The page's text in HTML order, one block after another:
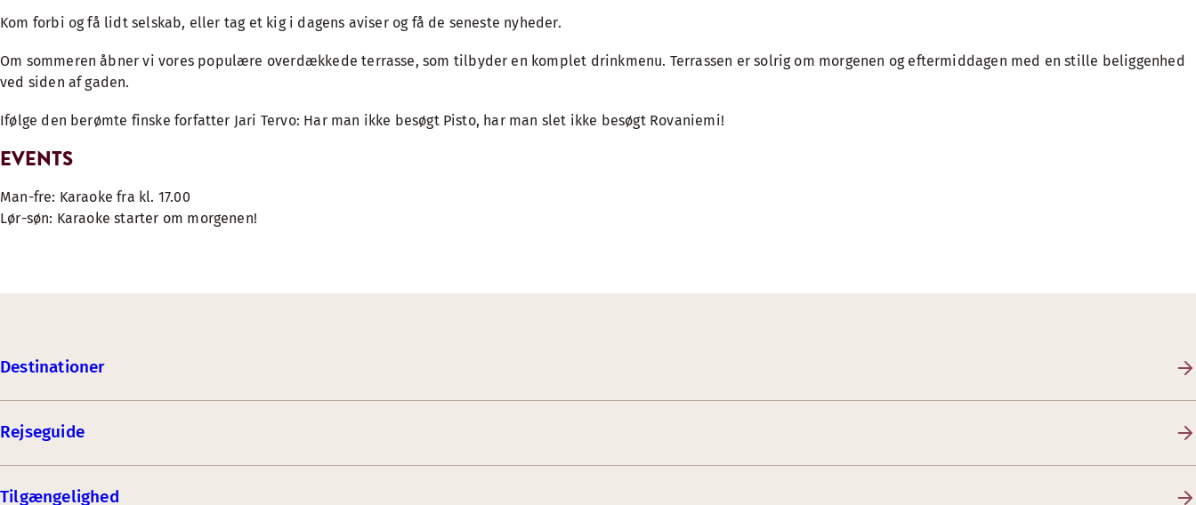
Kom forbi og få lidt selskab, eller tag et kig i dagens aviser og få de seneste nyheder.
Om sommeren åbner vi vores populære overdækkede terrasse, som tilbyder en komplet drinkmenu. Terrassen er solrig om morgenen og eftermiddagen med en stille beliggenhed
ved siden af gaden.
Ifølge den berømte finske forfatter Jari Tervo: Har man ikke besøgt Pisto, har man slet ikke besøgt Rovaniemi!
EVENTS
Man-fre: Karaoke fra kl. 17.00
Lør-søn: Karaoke starter om morgenen!
Destinationer
Rejseguide
Tilgængelighed